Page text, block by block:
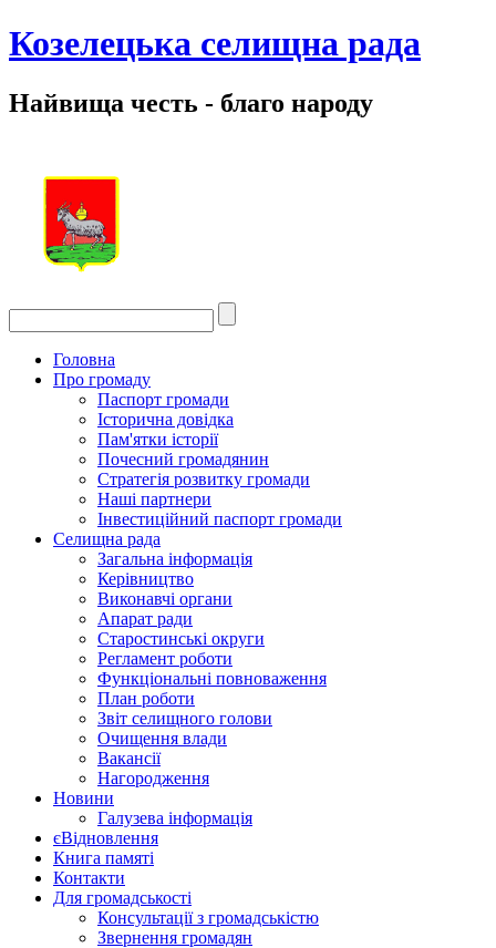
Козелецька селищна рада
Найвища честь - благо народу
Головна
Про громаду
Паспорт громади
Історична довідка
Пам'ятки історії
Почесний громадянин
Стратегія розвитку громади
Наші партнери
Інвестиційний паспорт громади
Селищна рада
Загальна інформація
Керівництво
Виконавчі органи
Апарат ради
Старостинські округи
Регламент роботи
Функціональні повноваження
План роботи
Звіт селищного голови
Очищення влади
Вакансії
Нагородження
Новини
Галузева інформація
єВідновлення
Книга памяті
Контакти
Для громадськості
Консультації з громадськістю
Звернення громадян